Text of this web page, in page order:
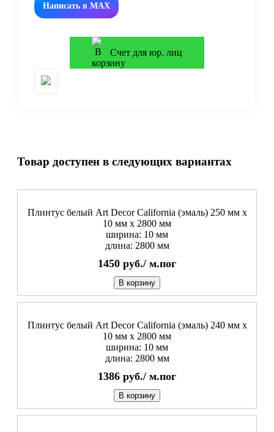
Написать в MAX
Счет для юр. лиц
Товар доступен в следующих вариантах
Плинтус белый Art Decor California (эмаль) 250 мм х
10 мм х 2800 мм
ширина: 10 мм
длина: 2800 мм
1450 руб./ м.пог
В корзину
Плинтус белый Art Decor California (эмаль) 240 мм х
10 мм х 2800 мм
ширина: 10 мм
длина: 2800 мм
1386 руб./ м.пог
В корзину